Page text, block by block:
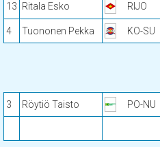
13 Ritala Esko RIJO
4 Tuononen Pekka KO-SU
3 Röytiö Taisto PO-NU